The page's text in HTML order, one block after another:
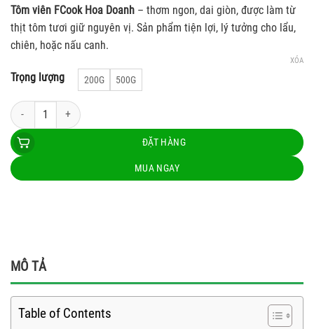
Tôm viên FCook Hoa Doanh – thơm ngon, dai giòn, được làm từ
thịt tôm tươi giữ nguyên vị. Sản phẩm tiện lợi, lý tưởng cho lẩu,
chiên, hoặc nấu canh.
Trọng lượng 200G 500G
XÓA
Tôm viên Fcook Hoa Doanh số lượng
ĐẶT HÀNG
MUA NGAY
MÔ TẢ
Table of Contents